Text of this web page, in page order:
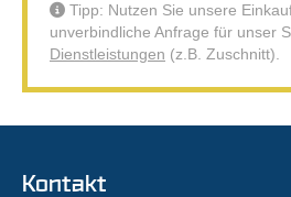
Tipp: Nutzen Sie unsere
unverbindliche Anfrage für unser
Dienstleistungen (z.B. Zuschnitt).
Kontakt